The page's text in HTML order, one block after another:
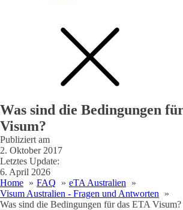
Was sind die Bedingungen
Visum?
Publiziert am
2. Oktober 2017
Letztes Update:
6. April 2026
Home
FAQ
eTA Australien
Visum Australien - Fragen und Antworten
Was sind die Bedingungen für das ETA Visum?